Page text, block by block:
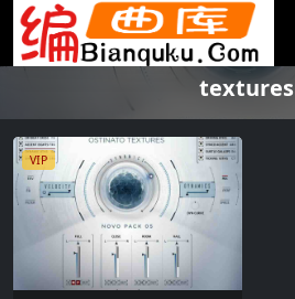
textures
VIP